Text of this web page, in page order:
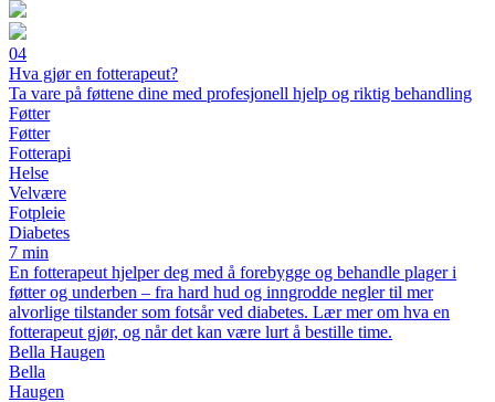
04
Hva gjør en fotterapeut?
Ta vare på føttene dine med profesjonell hjelp og riktig behandling
Føtter
Føtter
Fotterapi
Helse
Velvære
Fotpleie
Diabetes
7 min
En fotterapeut hjelper deg med å forebygge og behandle plager i
føtter og underben – fra hard hud og inngrodde negler til mer
alvorlige tilstander som fotsår ved diabetes. Lær mer om hva en
fotterapeut gjør, og når det kan være lurt å bestille time.
Bella Haugen
Bella
Haugen